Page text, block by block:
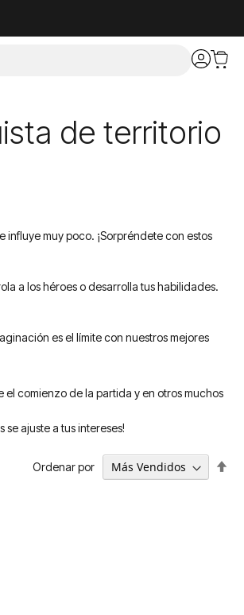
de territorio
muy poco. ¡Sorpréndete con estos
a los héroes o desarrolla tus habilidades.
es el límite con nuestros mejores
el comienzo de la partida y en otros muchos
ajuste a tus intereses!
Ordenar por